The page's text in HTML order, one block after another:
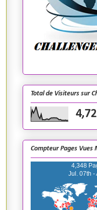
Total de Visiteurs sur
Compteur Pages Vues
4,348
Jul. 07th -